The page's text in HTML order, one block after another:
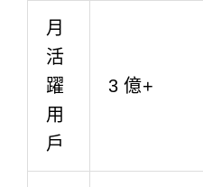
月
活
躍
用
戶
3 億+